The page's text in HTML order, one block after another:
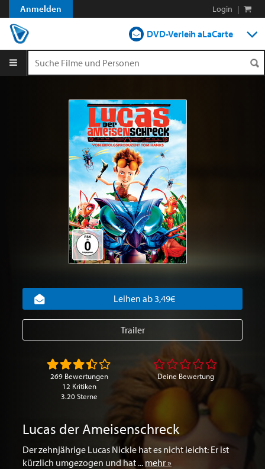
Anmelden Login |
DVD-Verleih aLaCarte
Shop
Blog
Lucas der Ameisenschreck
Der zehnjährige Lucas Nickle hat es nicht leicht: Er ist
kürzlich umgezogen und hat ...mehr »
Leihen ab 3,49€
Trailer
269 Bewertungen
12 Kritiken
3.20 Sterne
Deine Bewertung